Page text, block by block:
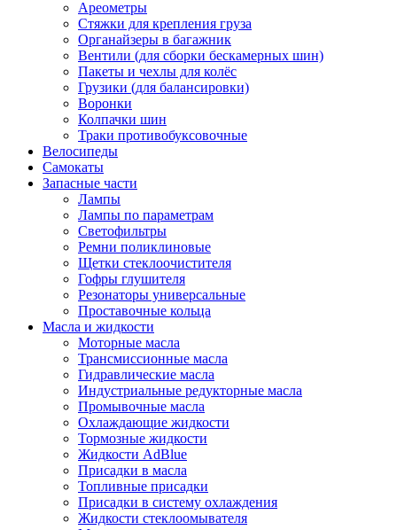
Ареометры
Стяжки для крепления груза
Органайзеры в багажник
Вентили (для сборки бескамерных шин)
Пакеты и чехлы для колёс
Грузики (для балансировки)
Воронки
Колпачки шин
Траки противобуксовочные
Велосипеды
Самокаты
Запасные части
Лампы
Лампы по параметрам
Светофильтры
Ремни поликлиновые
Щетки стеклоочистителя
Гофры глушителя
Резонаторы универсальные
Проставочные кольца
Масла и жидкости
Моторные масла
Трансмиссионные масла
Гидравлические масла
Индустриальные редукторные масла
Промывочные масла
Охлаждающие жидкости
Тормозные жидкости
Жидкости AdBlue
Присадки в масла
Топливные присадки
Присадки в систему охлаждения
Жидкости стеклоомывателя